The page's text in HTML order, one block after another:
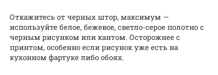
Откажитесь от черных штор, максимум —
используйте белое, бежевое, светло-серое полотно с
черным рисунком или кантом. Осторожнее с
принтом, особенно если рисунок уже есть на
кухонном фартуке либо обоях.